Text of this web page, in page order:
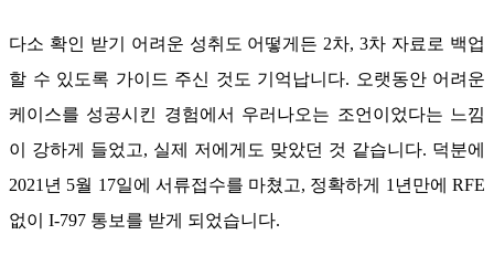
다소 확인 받기 어려운 성취도 어떻게든 2차, 3차 자료로 백업
할 수 있도록 가이드 주신 것도 기억납니다. 오랫동안 어려운
케이스를 성공시킨 경험에서 우러나오는 조언이었다는 느낌
이 강하게 들었고, 실제 저에게도 맞았던 것 같습니다. 덕분에
2021 년 5월 17일에 서류접수를 마쳤고, 정확하게 1 년만에 RFE
없이
I-797 통보를 받게 되었습니다.